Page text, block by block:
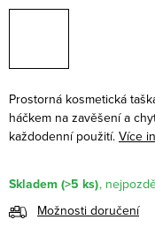
Prostorná kosmetická
háčkem na zavěšení a
každodenní použití. Více
Skladem (>5 ks)
Možnosti doručení